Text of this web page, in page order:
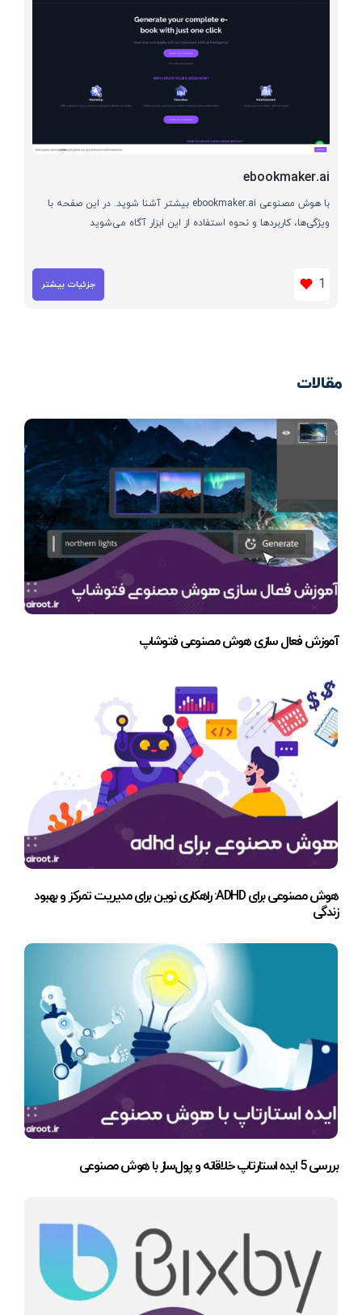
ebookmaker.ai
با هوش مصنوعی ebookmaker.ai بیشتر آشنا شوید. در این صفحه با
ویژگی‌ها، کاربردها و نحوه استفاده از این ابزار آگاه می‌شوید
1 جزئیات بیشتر
مقالات
آموزش فعال سازی هوش مصنوعی فتوشاپ
هوش مصنوعی برای ADHD: راهکاری نوین برای مدیریت تمرکز و بهبود
زندگی
بررسی 5 ایده استارتاپ خلاقانه و پول‌ساز با هوش مصنوعی